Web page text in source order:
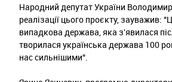
Народний депутат України
реалізації цього проєкту, зауважив:
випадкова держава, яка з'явилася
творилася українська держава 100
нас сильнішими".